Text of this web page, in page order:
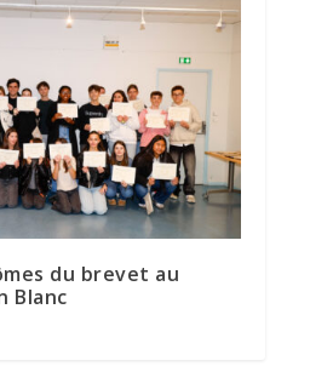
du brevet au
Blanc